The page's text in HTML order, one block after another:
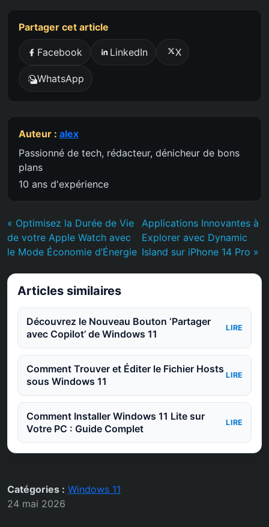
Partager cet article
Facebook LinkedIn X
WhatsApp
Auteur : alex
Passionné de tech, rédacteur, dénicheur de bons
plans
10 ans d'expérience
« Optimisez la Durée de Vie
de votre Apple Watch avec
le Mode Économie d’Énergie
Applications Innovantes à
Explorer avec Dynamic
Island sur iPhone 14 Pro »
Articles similaires
Découvrez le Nouveau Bouton ‘Partager
avec Copilot’ de Windows 11
LIRE
Comment Trouver et Éditer le Fichier Hosts
sous Windows 11
LIRE
Comment Installer Windows 11 Lite sur
Votre PC : Guide Complet
LIRE
Catégories : Windows 11
24 mai 2026